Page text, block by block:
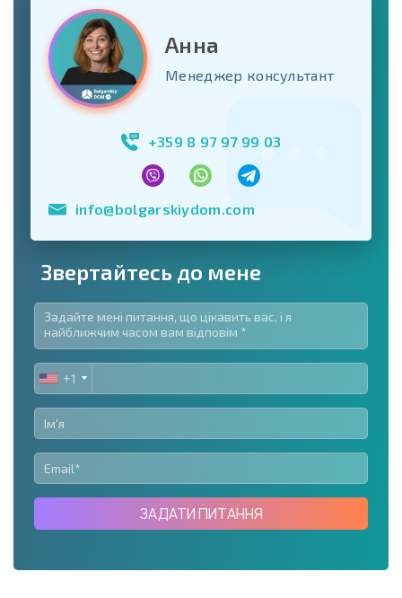
Анна
Менеджер консультант
+359 8 97 97 99 03
info@bolgarskiydom.com
Звертайтесь до мене
UNITED
STATES
+1
+1
ЗАДАТИ ПИТАННЯ